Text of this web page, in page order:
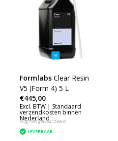
Formlabs Clear Resin
V5 (Form 4) 5 L
€445,00
Excl. BTW | Standaard
verzendkosten binnen
Nederland
Nog niet gewaardeerd
LEVERBAAR